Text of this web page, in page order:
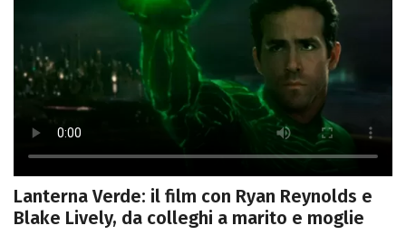
Lanterna Verde: il film con Ryan Reynolds e
Blake Lively, da colleghi a marito e moglie